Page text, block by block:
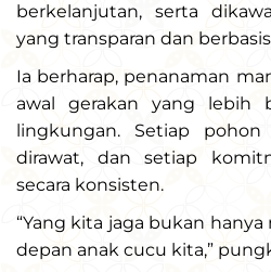
berkelanjutan, serta
yang transparan dan
Ia berharap, penanaman
awal gerakan yang lebih
lingkungan. Setiap
dirawat, dan setiap
secara konsisten.
“Yang kita jaga bukan
depan anak cucu kita,”